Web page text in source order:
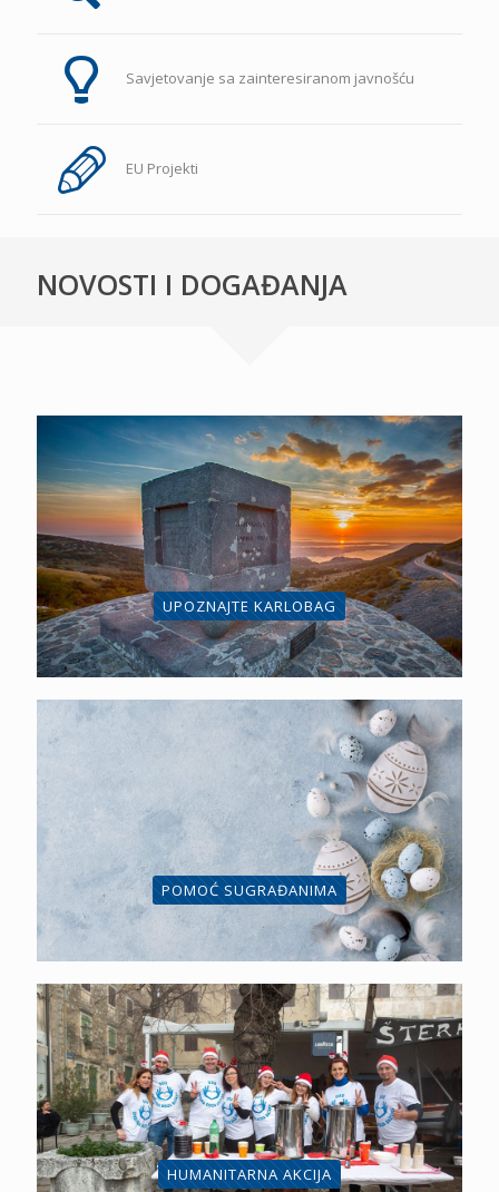
Savjetovanje sa zainteresiranom javnošću
EU Projekti
NOVOSTI I DOGAĐANJA
UPOZNAJTE KARLOBAG
POMOĆ SUGRAĐANIMA
HUMANITARNA AKCIJA